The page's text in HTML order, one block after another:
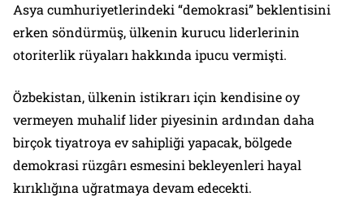
Asya cumhuriyetlerindeki “demokrasi” beklentisini
erken söndürmüş, ülkenin kurucu liderlerinin
otoriterlik rüyaları hakkında ipucu vermişti.
Özbekistan, ülkenin istikrarı için kendisine oy
vermeyen muhalif lider piyesinin ardından daha
birçok tiyatroya ev sahipliği yapacak, bölgede
demokrasi rüzgârı esmesini bekleyenleri hayal
kırıklığına uğratmaya devam edecekti.